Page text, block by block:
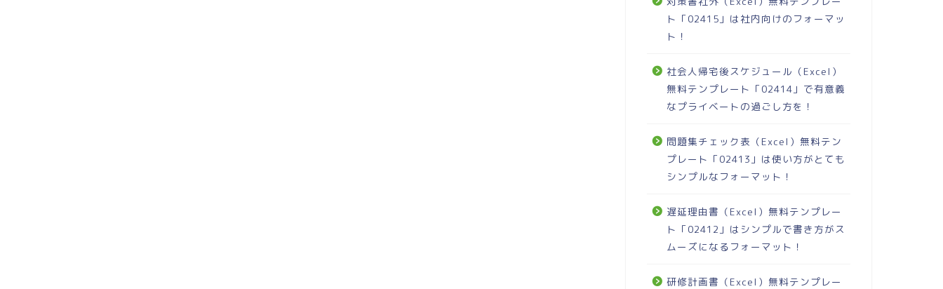
ト「02415」は社内向けのフォーマッ
ト！
社会人帰宅後スケジュール（Excel）
無料テンプレート「02414」で有意義
なプライベートの過ごし方を！
問題集チェック表（Excel）無料テン
プレート「02413」は使い方がとても
シンプルなフォーマット！
遅延理由書（Excel）無料テンプレー
ト「02412」はシンプルで書き方がス
ムーズになるフォーマット！
研修計画書（Excel）無料テンプレー